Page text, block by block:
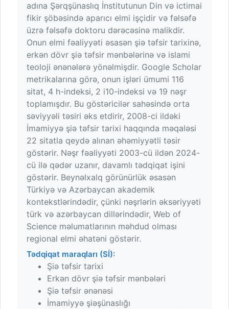
adına Şərqşünaslıq İnstitutunun Din və ictimai
fikir şöbəsində aparıcı elmi işçidir və fəlsəfə
üzrə fəlsəfə doktoru dərəcəsinə malikdir.
Onun elmi fəaliyyəti əsasən şiə təfsir tarixinə,
erkən dövr şiə təfsir mənbələrinə və islami
teoloji ənənələrə yönəlmişdir. Google Scholar
metrikalarına görə, onun işləri ümumi 116
sitat, 4 h-indeksi, 2 i10-indeksi və 19 nəşr
toplamışdır. Bu göstəricilər sahəsində orta
səviyyəli təsiri əks etdirir, 2008-ci ildəki
İmamiyyə şiə təfsir tarixi haqqında məqaləsi
22 sitatla qeydə alınan əhəmiyyətli təsir
göstərir. Nəşr fəaliyyəti 2003-cü ildən 2024-
cü ilə qədər uzanır, davamlı tədqiqat işini
göstərir. Beynəlxalq görünürlük əsasən
Türkiyə və Azərbaycan akademik
kontekstlərindədir, çünki nəşrlərin əksəriyyəti
türk və azərbaycan dillərindədir, Web of
Science məlumatlarının məhdud olması
regional elmi əhatəni göstərir.
Tədqiqat maraqları (Sİ):
Şiə təfsir tarixi
Erkən dövr şiə təfsir mənbələri
Şiə təfsir ənənəsi
İmamiyyə şiəşünaslığı